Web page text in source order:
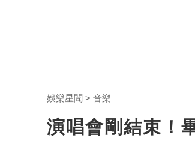
娛樂星聞 音樂
演唱會剛結束！